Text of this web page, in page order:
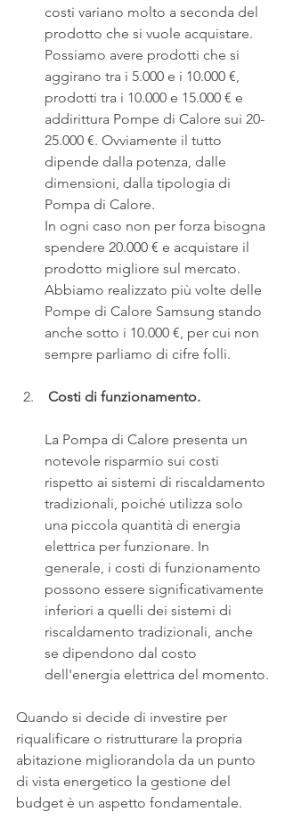
costi variano molto a seconda del
prodotto che si vuole acquistare.
Possiamo avere prodotti che si
aggirano tra i 5.000 e i 10.000 €,
prodotti tra i 10.000 e 15.000 € e
addirittura Pompe di Calore sui 20-
25.000 €. Ovviamente il tutto
dipende dalla potenza, dalle
dimensioni, dalla tipologia di
Pompa di Calore.
In ogni caso non per forza bisogna
spendere 20.000 € e acquistare il
prodotto migliore sul mercato.
Abbiamo realizzato più volte delle
Pompe di Calore Samsung stando
anche sotto i 10.000 €, per cui non
sempre parliamo di cifre folli.
Costi di funzionamento.
La Pompa di Calore presenta un
notevole risparmio sui costi
rispetto ai sistemi di riscaldamento
tradizionali, poiché utilizza solo
una piccola quantità di energia
elettrica per funzionare. In
generale, i costi di funzionamento
possono essere significativamente
inferiori a quelli dei sistemi di
riscaldamento tradizionali, anche
se dipendono dal costo
dell'energia elettrica del momento.
Quando si decide di investire per
riqualificare o ristrutturare la propria
abitazione migliorandola da un punto
di vista energetico la gestione del
budget è un aspetto fondamentale.